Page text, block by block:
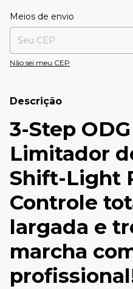
Entregas para o CEP:
Meios de envio
Não sei meu CEP
Descrição
3-Step
Limitador
Shift-Light
Controle
largada e
marcha